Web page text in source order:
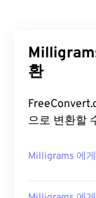
환
으로 변환할
Milligrams 에